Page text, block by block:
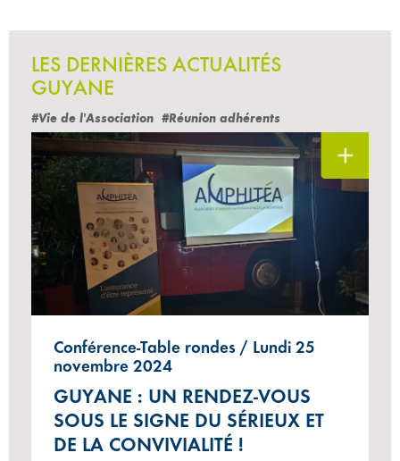
LES DERNIÈRES ACTUALITÉS
GUYANE
#Vie de l'Association #Réunion adhérents
Conférence-Table rondes / Lundi 25
novembre 2024
GUYANE : UN RENDEZ-VOUS
SOUS LE SIGNE DU SÉRIEUX ET
DE LA CONVIVIALITÉ !